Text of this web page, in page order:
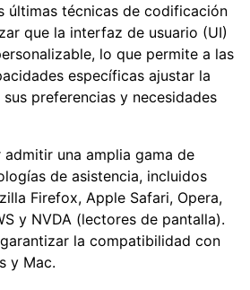
últimas técnicas de codificación
que la interfaz de usuario (UI)
lo que permite a las
específicas ajustar la
preferencias y necesidades
una amplia gama de
de asistencia, incluidos
Firefox, Apple Safari, Opera,
y NVDA (lectores de pantalla).
la compatibilidad con
y Mac.